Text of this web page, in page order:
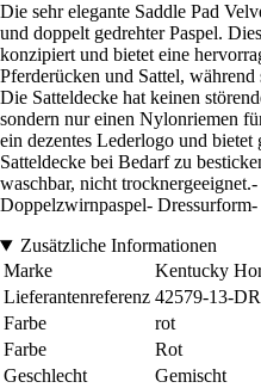
Die sehr elegante Saddle Pad
und doppelt gedrehter Paspel.
konzipiert und bietet eine
Pferderücken und Sattel,
Die Satteldecke hat keinen
sondern nur einen Nylonriemen
ein dezentes Lederlogo und
Satteldecke bei Bedarf zu
waschbar, nicht
Doppelzwirnpaspel-
Zusätzliche Informationen
Marke
Kentucky
Lieferantenreferenz 42579-13-DR
Farbe
rot
Farbe
Rot
Geschlecht
Gemischt